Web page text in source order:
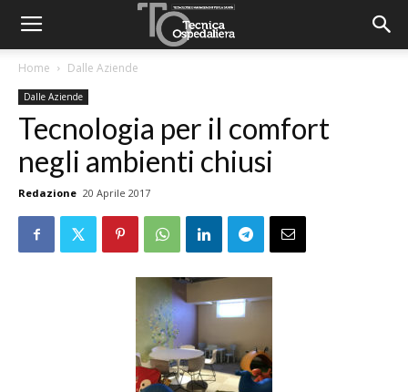
Home Dalle Aziende
Dalle Aziende
Tecnologia per il comfort
negli ambienti chiusi
Redazione 20 Aprile 2017